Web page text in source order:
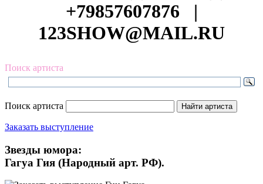
+79857607876
|
123SHOW@MAIL.RU
Поиск артиста
Поиск артиста
Заказать выступление
Звезды юмора:
Гагуа Гия (Народный арт. РФ).